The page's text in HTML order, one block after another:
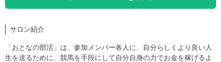
サロン紹介
「おとなの部活」は、参加メンバー各人に、自分らしくより良い人
生を送るために、競馬を手段にして自分自身の力でお金を稼げるよ